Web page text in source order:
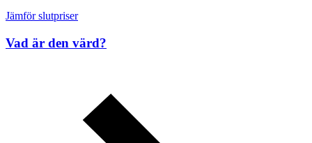
Jämför slutpriser
Vad är den värd?